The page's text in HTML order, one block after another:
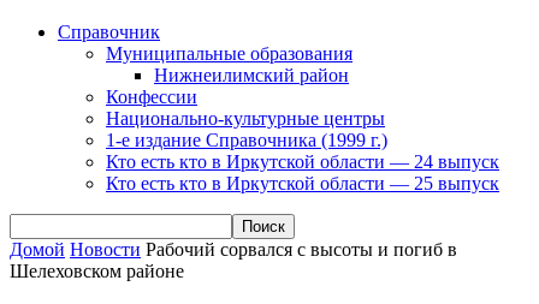
Справочник
Муниципальные образования
Нижнеилимский район
Конфессии
Национально-культурные центры
1-е издание Справочника (1999 г.)
Кто есть кто в Иркутской области — 24 выпуск
Кто есть кто в Иркутской области — 25 выпуск
Домой Новости Рабочий сорвался с высоты и погиб в
Шелеховском районе